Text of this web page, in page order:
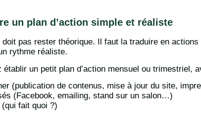
un plan d’action simple et réaliste
doit pas rester théorique. Il faut la traduire en
rythme réaliste.
un petit plan d’action mensuel ou trimestriel,
(publication de contenus, mise à jour du site,
(Facebook, emailing, stand sur un salon…)
fait quoi ?)